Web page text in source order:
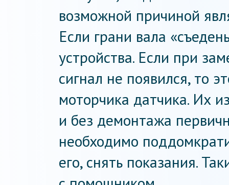
возможной причиной
Если грани вала
устройства. Если при
сигнал не появился, то
моторчика датчика. Их
и без демонтажа
необходимо
его, снять показания.